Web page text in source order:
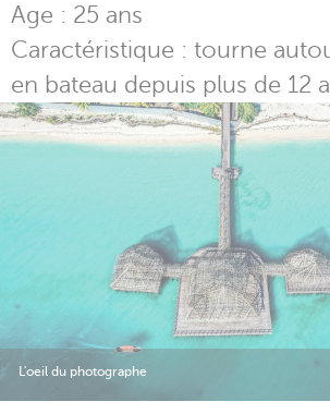
Age : 25 ans
Caractéristique : tourne
en bateau depuis plus de 12
L'oeil du photographe